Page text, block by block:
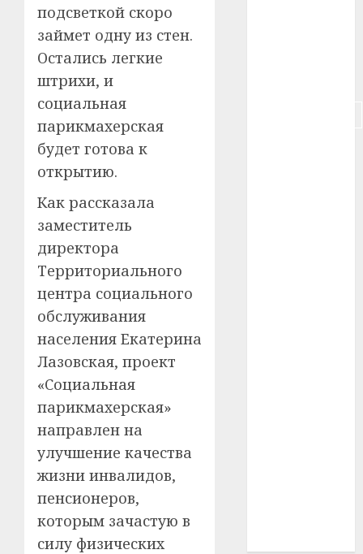
подсветкой скоро
займет одну из стен.
Остались легкие
штрихи, и
социальная
парикмахерская
будет готова к
открытию.
Как рассказала
заместитель
директора
Территориального
центра социального
обслуживания
населения Екатерина
Лазовская, проект
«Социальная
парикмахерская»
направлен на
улучшение качества
жизни инвалидов,
пенсионеров,
которым зачастую в
силу физических